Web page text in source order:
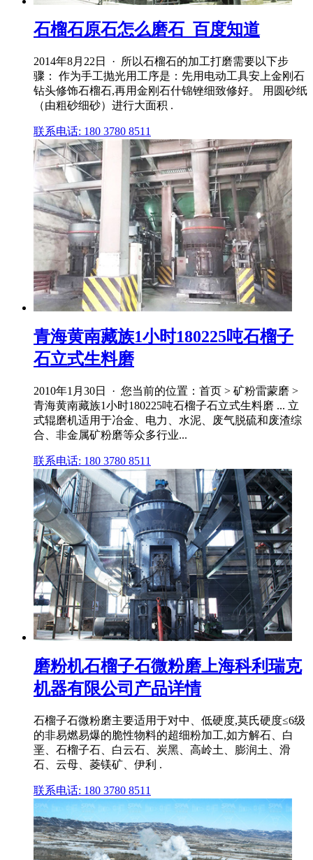
石榴石原石怎么磨石_百度知道
2014年8月22日 · 所以石榴石的加工打磨需要以下步
骤： 作为手工抛光用工序是：先用电动工具安上金刚石
钻头修饰石榴石,再用金刚石什锦锉细致修好。 用圆砂纸
（由粗砂细砂）进行大面积 .
联系电话: 180 3780 8511
青海黄南藏族1小时180225吨石榴子
石立式生料磨
2010年1月30日 · 您当前的位置：首页 > 矿粉雷蒙磨 >
青海黄南藏族1小时180225吨石榴子石立式生料磨 ... 立
式辊磨机适用于冶金、电力、水泥、废气脱硫和废渣综
合、非金属矿粉磨等众多行业...
联系电话: 180 3780 8511
磨粉机石榴子石微粉磨上海科利瑞克
机器有限公司产品详情
石榴子石微粉磨主要适用于对中、低硬度,莫氏硬度≤6级
的非易燃易爆的脆性物料的超细粉加工,如方解石、白
垩、石榴子石、白云石、炭黑、高岭土、膨润土、滑
石、云母、菱镁矿、伊利 .
联系电话: 180 3780 8511